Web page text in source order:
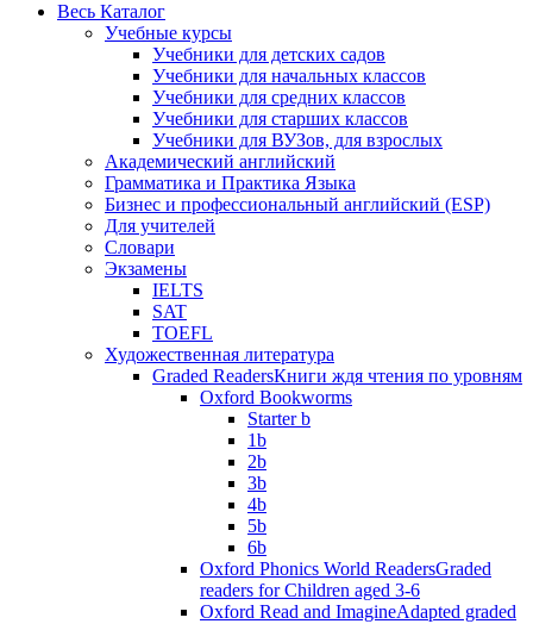
Весь Каталог
Учебные курсы
Учебники для детских садов
Учебники для начальных классов
Учебники для средних классов
Учебники для старших классов
Учебники для ВУЗов, для взрослых
Академический английский
Грамматика и Практика Языка
Бизнес и профессиональный английский (ESP)
Для учителей
Словари
Экзамены
IELTS
SAT
TOEFL
Художественная литература
Graded ReadersКниги ждя чтения по уровням
Oxford Bookworms
Starter b
1b
2b
3b
4b
5b
6b
Oxford Phonics World ReadersGraded
readers for Children aged 3-6
Oxford Read and ImagineAdapted graded